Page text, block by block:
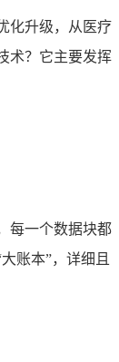
化升级，从医疗
术？它主要发挥
每一个数据块都
账本”，详细且